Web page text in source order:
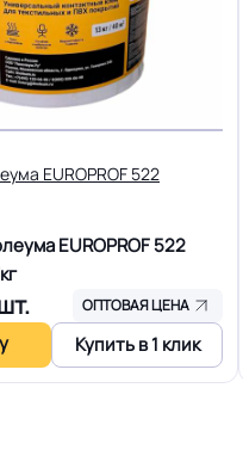
Тиснение под дерево
Влагостойкий
Светлый дуб
EUROPROF 522
EUROPROF 522
ОПТОВАЯ ЦЕНА
Купить в 1 клик